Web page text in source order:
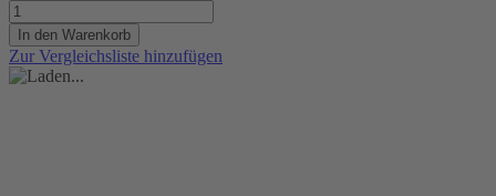
In den Warenkorb
Zur Vergleichsliste hinzufügen